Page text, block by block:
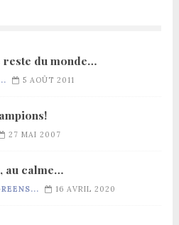
reste du monde…
5 AOÛT 2011
27 MAI 2007
au calme…
16 AVRIL 2020